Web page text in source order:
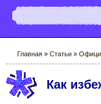
Главная » Статьи »
Как